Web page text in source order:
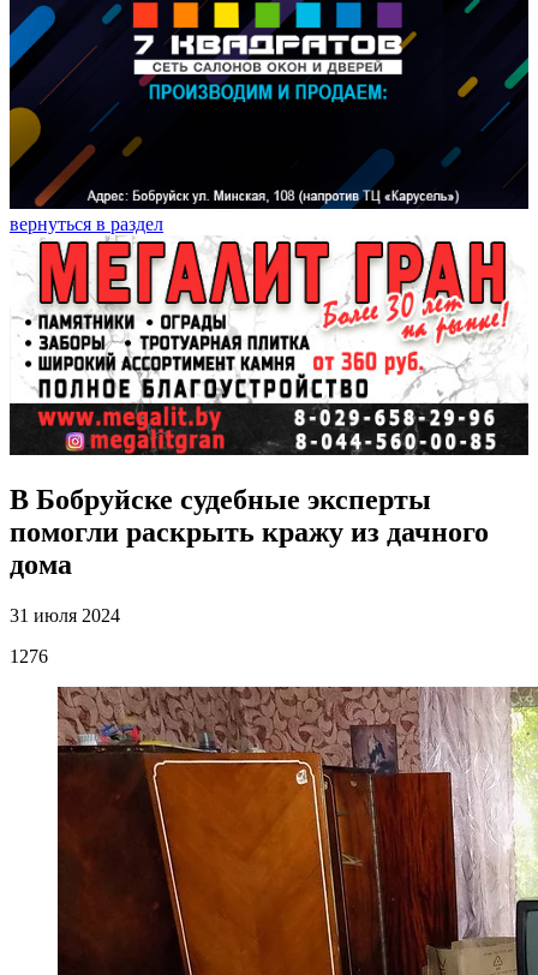
вернуться в раздел
В Бобруйске судебные эксперты
помогли раскрыть кражу из дачного
дома
31 июля 2024
1276